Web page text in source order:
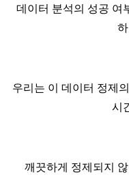
데이터 분석의 성공 여
우리는 이 데이터 정제
시
깨끗하게 정제되지